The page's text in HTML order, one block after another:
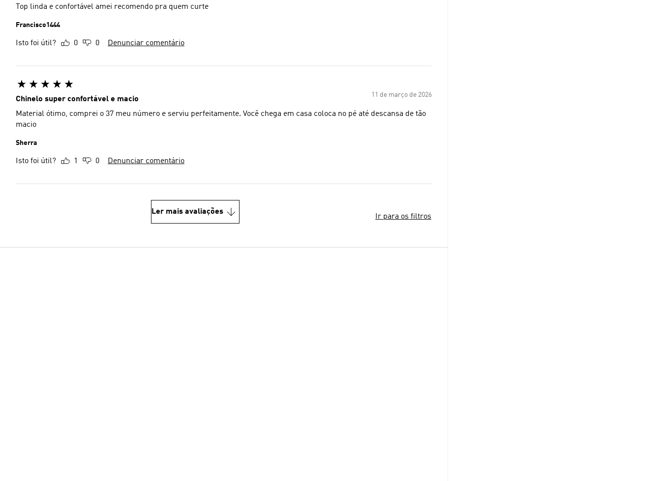
Top linda e confortável amei recomendo pra quem curte
Francisco1444
Isto foi útil? 0 0 Denunciar comentário
11 de março de 2026
Chinelo super confortável e macio
Material ótimo, comprei o 37 meu número e serviu perfeitamente. Você chega em casa coloca no pé até descansa de tão
macio
Sherra
Isto foi útil? 1 0 Denunciar comentário
Ler mais avaliações
Ir para os filtros